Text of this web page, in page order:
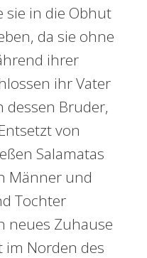
sie in die Obhut
da sie ohne
ihrer
ihr Vater
dessen Bruder,
von
Salamatas
Männer und
Tochter
neues Zuhause
im Norden des